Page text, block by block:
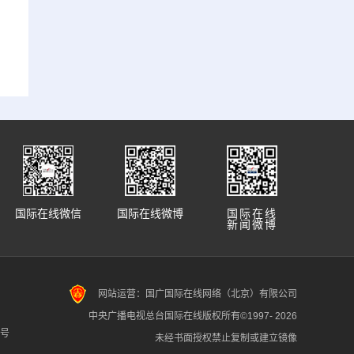
国际在线
新闻微博
国际在线微博
国际在线微信
网站运营：国广国际在线网络（北京）有限公司
中央广播电视总台国际在线版权所有©1997- 2026
未经书面授权禁止复制或建立镜像